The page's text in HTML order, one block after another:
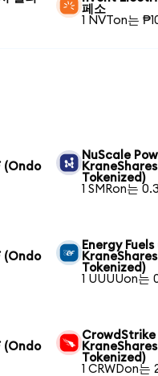
페소
1 NVTon는
(Ondo
NuScale
Tokenized)
1 SMRon는
(Ondo
Energy
Tokenized)
1 UUUUon는
(Ondo
CrowdStrike
Tokenized)
1 CRWDon는